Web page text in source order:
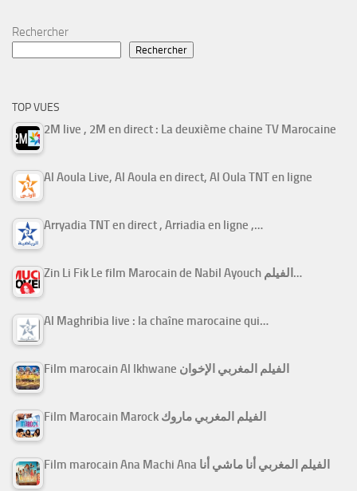
Rechercher
Rechercher
TOP VUES
2M live , 2M en direct : La deuxième chaine TV Marocaine
Al Aoula Live, Al Aoula en direct, Al Oula TNT en ligne
Arryadia TNT en direct , Arriadia en ligne ,…
Zin Li Fik Le film Marocain de Nabil Ayouch الفيلم…
Al Maghribia live : la chaîne marocaine qui…
Film marocain Al Ikhwane الفيلم المغربي الإخوان
Film Marocain Marock الفيلم المغربي ماروك
Film marocain Ana Machi Ana الفيلم المغربي أنا ماشي أنا